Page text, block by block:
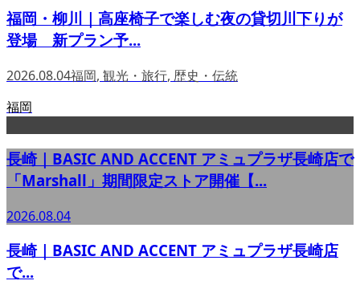
福岡・柳川｜高座椅子で楽しむ夜の貸切川下りが
登場 新プラン予...
2026.08.04福岡, 観光・旅行, 歴史・伝統
福岡
長崎｜BASIC AND ACCENT アミュプラザ長崎店で
「Marshall」期間限定ストア開催【...
2026.08.04
長崎｜BASIC AND ACCENT アミュプラザ長崎店
で...